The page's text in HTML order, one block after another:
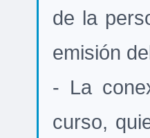
de la
emisión
- La
curso,